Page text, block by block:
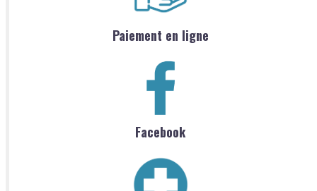
Paiement en ligne
Facebook